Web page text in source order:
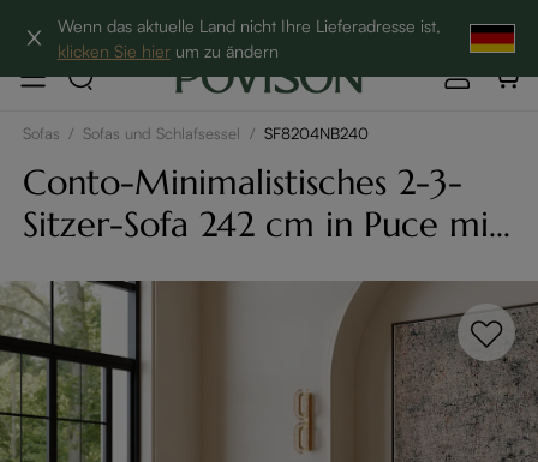
Wenn das aktuelle Land nicht Ihre Lieferadresse ist,
klicken Sie hierum zu ändern
Hottest Bundles| 12% Auf Beliebte Bundles→
Sofas / Sofas und Schlafsessel / SF8204NB240
Conto-Minimalistisches 2-3-
Sitzer-Sofa 242 cm in Puce mit
& übertiefer Sitzfläche -
Vintage-Design